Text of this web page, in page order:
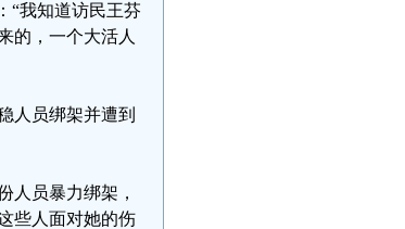
“我知道访民王芬
的，一个大活人
人员绑架并遭到
人员暴力绑架，
些人面对她的伤